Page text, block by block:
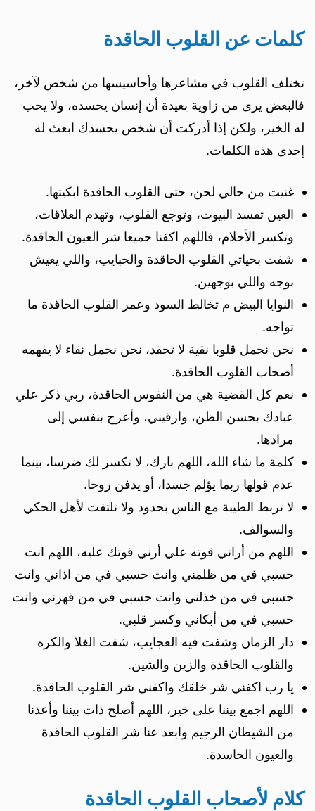
كلمات عن القلوب الحاقدة
تختلف القلوب في مشاعرها وأحاسيسها من شخص لآخر،
فالبعض يرى من زاوية بعيدة أن إنسان يحسده، ولا يحب
له الخير، ولكن إذا أدركت أن شخص يحسدك ابعث له
إحدى هذه الكلمات.
غنيت من حالي لحن، حتى القلوب الحاقدة ابكيتها.
العين تفسد البيوت، وتوجع القلوب، وتهدم العلاقات،
وتكسر الأحلام، فاللهم اكفنا جميعا شر العيون الحاقدة.
شفت بحياتي القلوب الحاقدة والحبايب، واللي يعيش
بوجه واللي بوجهين.
النوايا البيض م تخالط السود وعمر القلوب الحاقدة ما
تواجه.
نحن نحمل قلوبا نقية لا تحقد، نحن نحمل نقاء لا يفهمه
أصحاب القلوب الحاقدة.
نعم كل القضية هي من النفوس الحاقدة، ربي ذكر علي
عبادك بحسن الظن، وارقيني، وأعرج بنفسي إلى
مرادها.
كلمة ما شاء الله، اللهم بارك، لا تكسر لك ضرسا، بينما
عدم قولها ربما يؤلم جسدا، أو يدفن روحا.
لا تربط الطيبة مع الناس بحدود ولا تلتفت لأهل الحكي
والسوالف.
اللهم من أراني قوته علي أرني قوتك عليه، اللهم انت
حسبي في من ظلمني وانت حسبي في من اذاني وانت
حسبي في من خذلني وانت حسبي في من قهرني وانت
حسبي في من أبكاني وكسر قلبي.
دار الزمان وشفت فيه العجايب، شفت الغلا والكره
والقلوب الحاقدة والزين والشين.
يا رب اكفني شر خلقك واكفني شر القلوب الحاقدة.
اللهم اجمع بيننا على خير، اللهم أصلح ذات بيننا وأعذنا
من الشيطان الرجيم وابعد عنا شر القلوب الحاقدة
والعيون الحاسدة.
كلام لأصحاب القلوب الحاقدة